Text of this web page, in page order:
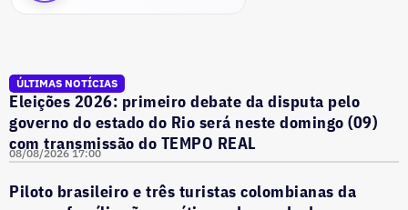
ÚLTIMAS NOTÍCIAS
Eleições 2026: primeiro debate da disputa pelo
governo do estado do Rio será neste domingo (09)
com transmissão do TEMPO REAL
08/08/2026 17:00
Piloto brasileiro e três turistas colombianas da